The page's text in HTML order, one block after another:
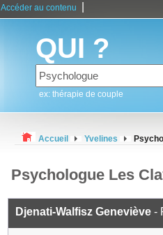
Accéder au contenu
QUI ?
ex: thérapie de couple
Accueil Yvelines
Psychologue Les
Djenati-Walfisz Geneviève -